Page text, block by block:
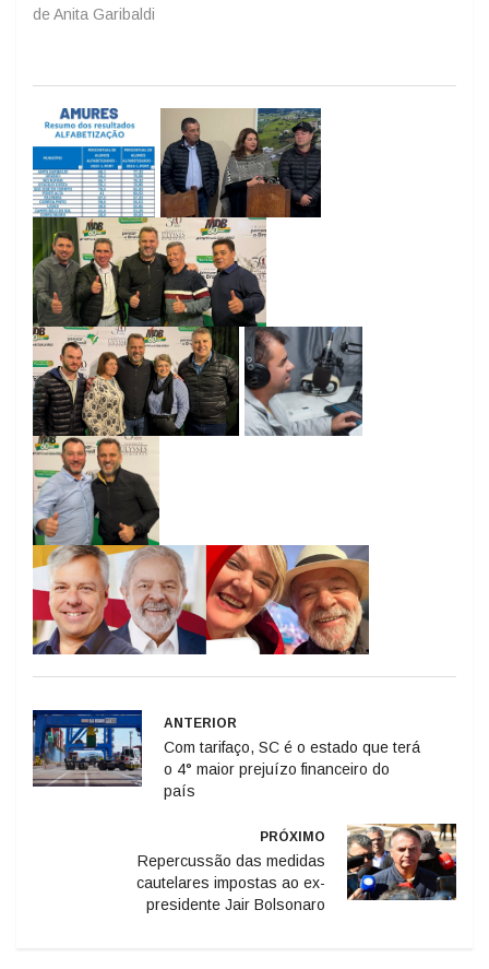
de Anita Garibaldi
ANTERIOR
Com tarifaço, SC é o estado que terá
o 4° maior prejuízo financeiro do
país
PRÓXIMO
Repercussão das medidas
cautelares impostas ao ex-
presidente Jair Bolsonaro